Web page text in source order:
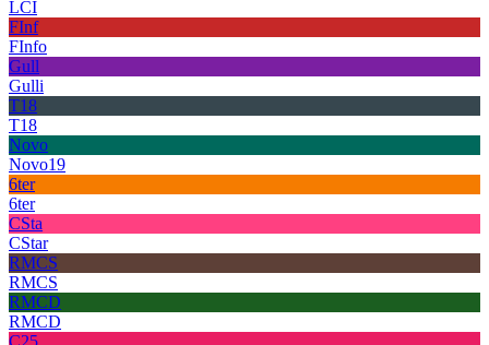
LCI
FInf
FInfo
Gull
Gulli
T18
T18
Novo
Novo19
6ter
6ter
CSta
CStar
RMCS
RMCS
RMCD
RMCD